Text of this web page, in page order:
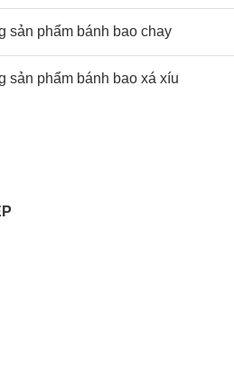
sản phẩm bánh bao chay
sản phẩm bánh bao xá xíu